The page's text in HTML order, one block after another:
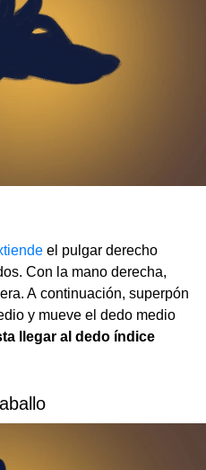
el pulgar derecho
Con la mano derecha,
A continuación, superpón
y mueve el dedo medio
llegar al dedo índice